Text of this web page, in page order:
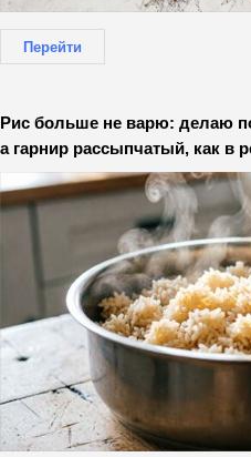
Перейти
Рис больше не варю: делаю
а гарнир рассыпчатый, как в